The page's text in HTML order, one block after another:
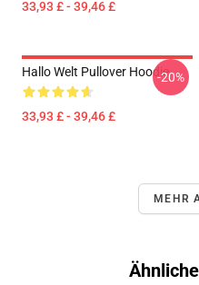
33,93 £ - 39,46 £
Hallo Welt Pullover Hoodie
33,93 £ - 39,46 £
-20%
MEHR